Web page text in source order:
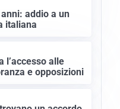
addio a un
italiana
l’accesso alle
e opposizioni